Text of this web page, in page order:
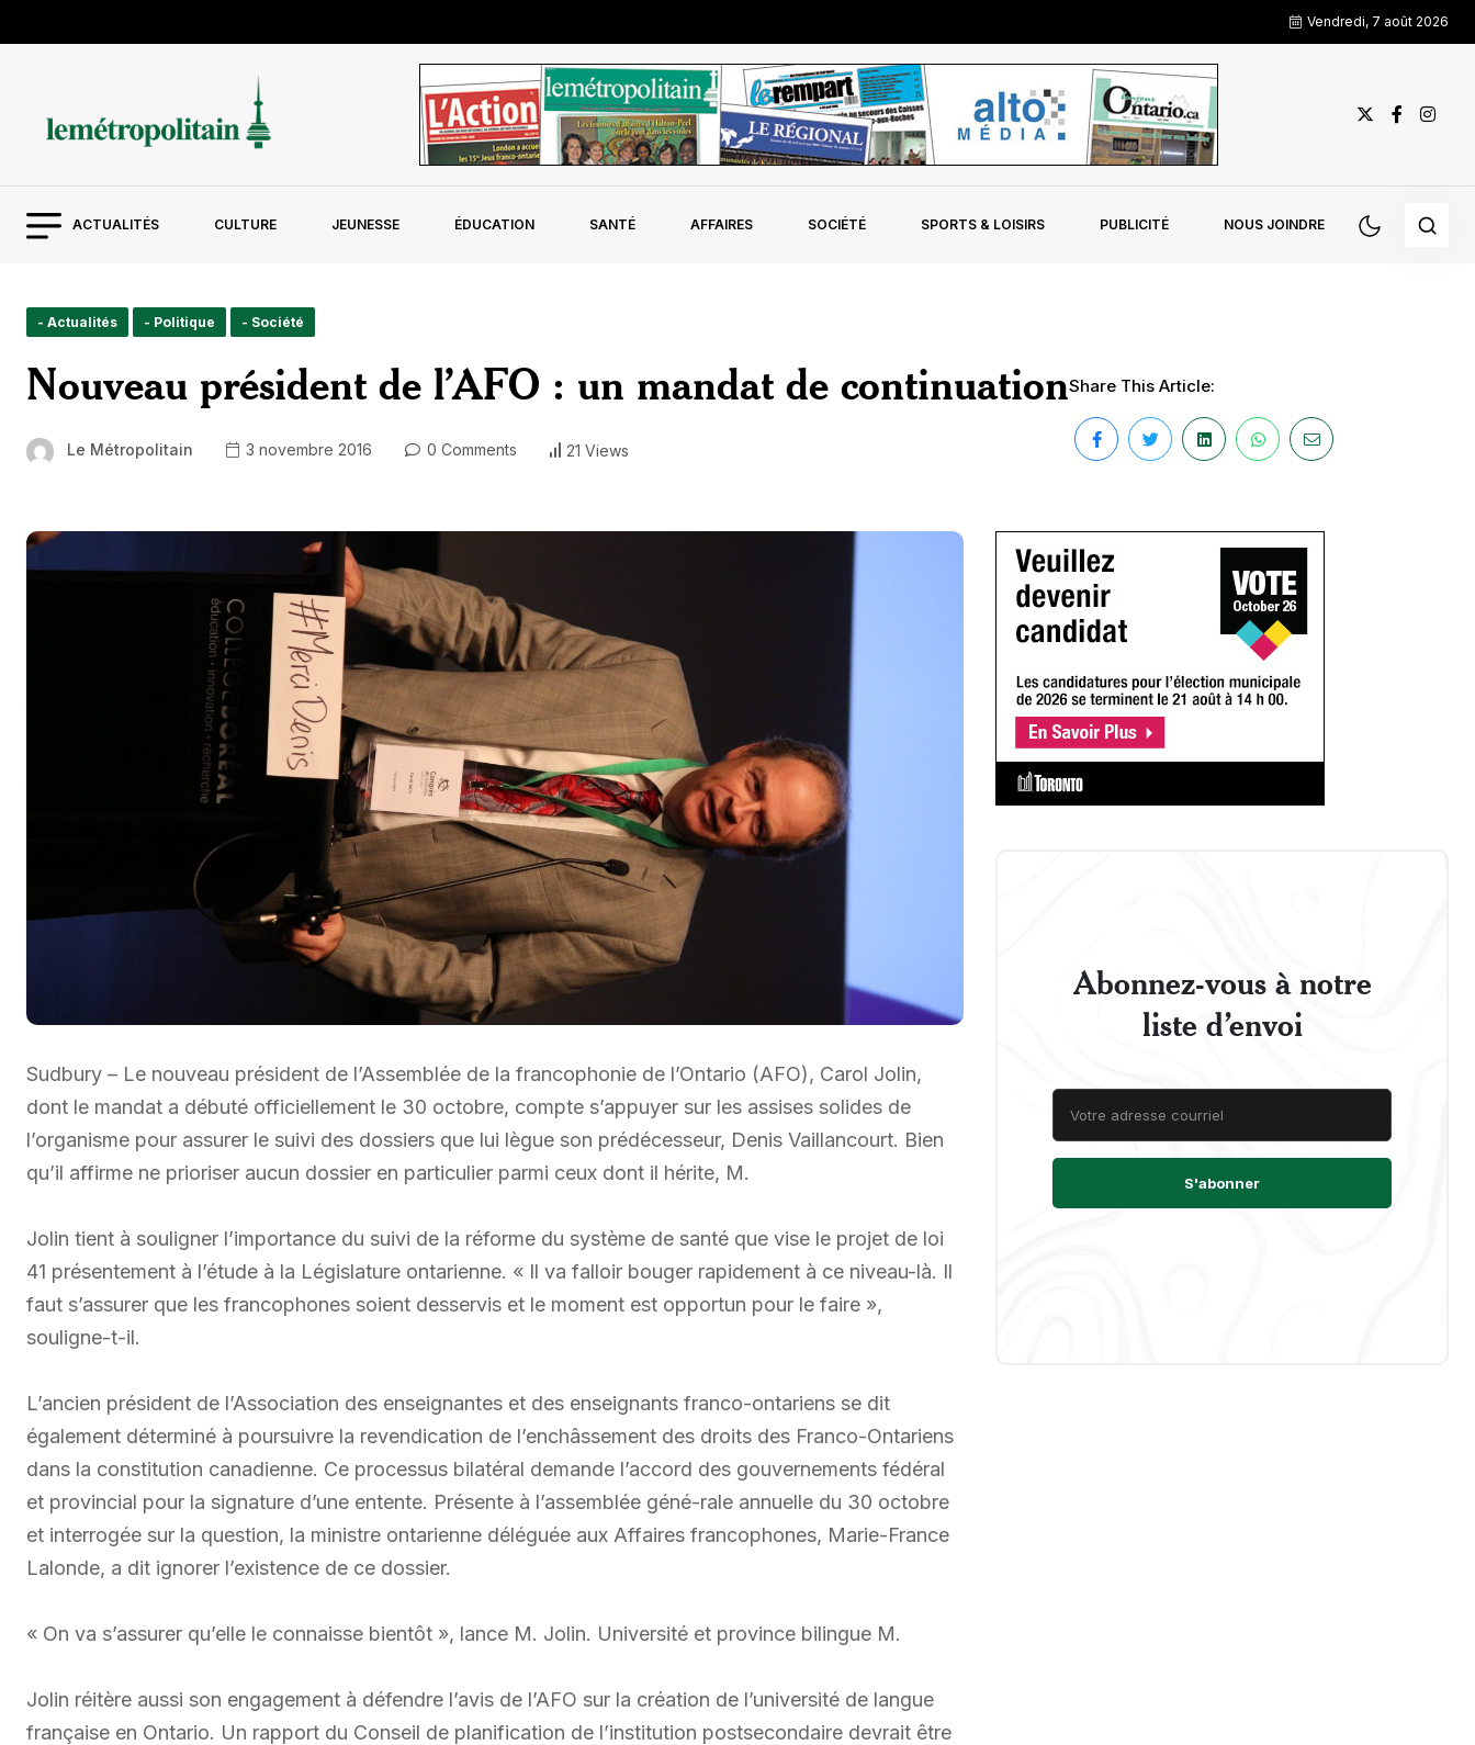
Vendredi, 7 août 2026
ACTUALITÉS CULTURE JEUNESSE ÉDUCATION SANTÉ AFFAIRES SOCIÉTÉ SPORTS & LOISIRS PUBLICITÉ NOUS JOINDRE
- Actualités - Politique - Société
Nouveau président de l’AFO : un mandat de continuation
Le Métropolitain 3 novembre 2016 0 Comments 21 Views
Share This Article:
Sudbury – Le nouveau président de l’Assemblée de la francophonie de l’Ontario (AFO), Carol Jolin,
dont le mandat a débuté officiellement le 30 octobre, compte s’appuyer sur les assises solides de
l’organisme pour assurer le suivi des dossiers que lui lègue son prédécesseur, Denis Vaillancourt. Bien
qu’il affirme ne prioriser aucun dossier en particulier parmi ceux dont il hérite, M.
Jolin tient à souligner l’importance du suivi de la réforme du système de santé que vise le projet de loi
41 présentement à l’étude à la Législature ontarienne. « Il va falloir bouger rapidement à ce niveau-là. Il
faut s’assurer que les francophones soient desservis et le moment est opportun pour le faire »,
souligne-t-il.
L’ancien président de l’Association des enseignantes et des enseignants franco-ontariens se dit
également déterminé à poursuivre la revendication de l’enchâssement des droits des Franco-Ontariens
dans la constitution canadienne. Ce processus bilatéral demande l’accord des gouvernements fédéral
et provincial pour la signature d’une entente. Présente à l’assemblée géné-rale annuelle du 30 octobre
et interrogée sur la question, la ministre ontarienne déléguée aux Affaires francophones, Marie-France
Lalonde, a dit ignorer l’existence de ce dossier.
« On va s’assurer qu’elle le connaisse bientôt », lance M. Jolin. Université et province bilingue M.
Jolin réitère aussi son engagement à défendre l’avis de l’AFO sur la création de l’université de langue
française en Ontario. Un rapport du Conseil de planification de l’institution postsecondaire devrait être
Abonnez-vous à notre
liste d’envoi